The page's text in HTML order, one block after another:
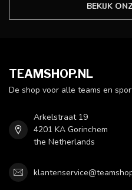
BEKIJK
TEAMSHOP.NL
De shop voor alle teams en
Arkelstraat 19
4201 KA Gorinchem
the Netherlands